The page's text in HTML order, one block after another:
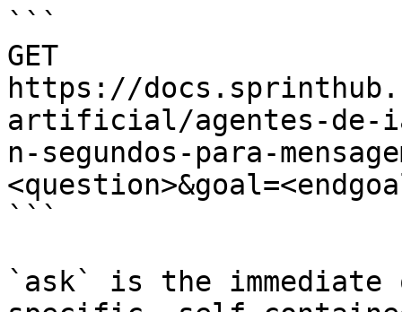
```
GET
https://
artificial/agentes-de-
n-segundos-para-
```
`ask` is the